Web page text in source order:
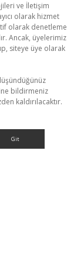
ve İletişim
olarak hizmet
olarak denetleme
Ancak, üyelerimiz
siteye üye olarak
bildirmeniz
kaldırılacaktır.